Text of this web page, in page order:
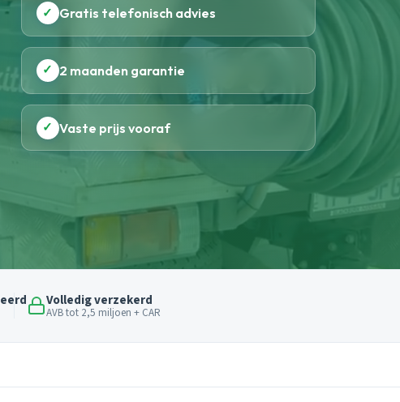
✓ Gratis telefonisch advies
✓ 2 maanden garantie
✓ Vaste prijs vooraf
Volledig verzekerd
AVB tot 2,5 miljoen + CAR